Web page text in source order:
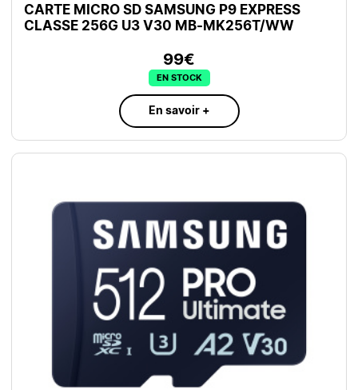
CARTE MICRO SD SAMSUNG P9 EXPRESS
CLASSE 256G U3 V30 MB-MK256T/WW
99€
EN STOCK
En savoir +